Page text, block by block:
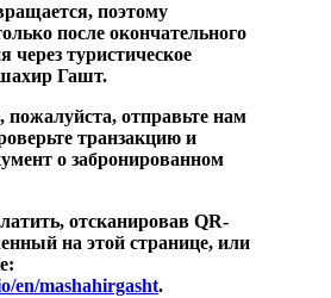
поэтому
после окончательного
через туристическое
Гашт.
пожалуйста, отправьте нам
транзакцию и
о забронированном
отсканировав QR-
на этой странице, или
en/mashahirgasht.